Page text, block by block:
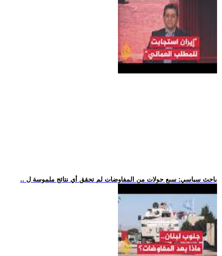
.. باحث سياسي: سبع جولات من المفاوضات لم تحقق أي نتائج ملموسة ل